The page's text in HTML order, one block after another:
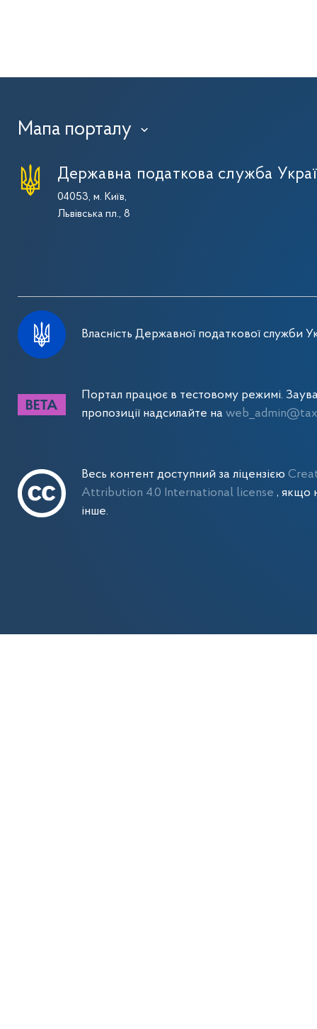
Мапа порталу ›
Державна податкова служба
04053, м. Київ,
Львівська пл., 8
Власність Державної податкової служби
Портал працює в тестовому режимі.
пропозиції надсилайте на
Весь контент доступний за ліцензією
Attribution 4.0 International license , якщо
інше.